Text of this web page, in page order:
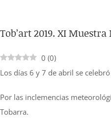
imagen
grande
Tob’art 2019. XI
0 (0)
Los días 6 y 7 de abril se
Por las inclemencias
Tobarra.